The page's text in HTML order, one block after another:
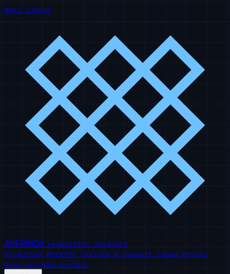
Naar inhoud
AVERINOX separation products
Producten Markten Service & support Cases Kennis
Over ons R&D Contact